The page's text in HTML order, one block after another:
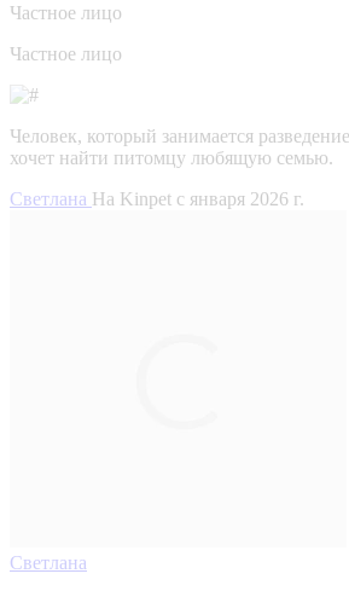
Частное лицо
Частное лицо
Человек, который занимается
хочет найти питомцу любящую семью.
Светлана На Kinpet c января 2026 г.
Светлана